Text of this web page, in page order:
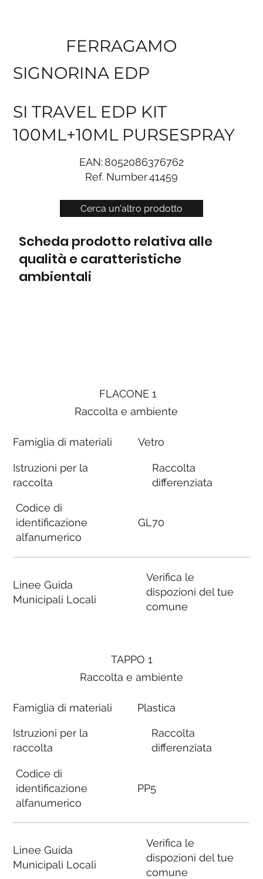
Cerca un'altro prodotto
FERRAGAMO
SIGNORINA EDP
SI TRAVEL EDP KIT
100ML+10ML PURSESPRAY
EAN:8052086376762
Ref. Number41459
Scheda prodotto relativa alle
qualità e caratteristiche
ambientali
FLACONE 1
Raccolta e ambiente
Famiglia di materiali
Istruzioni per la
raccolta
Codice di
identificazione
alfanumerico
Linee Guida
Municipali Locali
Vetro
Raccolta
differenziata
GL70
Verifica le
dispozioni del tue
comune
TAPPO 1
Raccolta e ambiente
Famiglia di materiali
Istruzioni per la
raccolta
Codice di
identificazione
alfanumerico
Linee Guida
Municipali Locali
Plastica
Raccolta
differenziata
PP5
Verifica le
dispozioni del tue
comune